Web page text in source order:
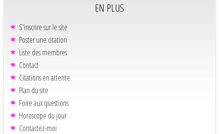
EN PLUS
S'inscrire sur le site
Poster une citation
Liste des membres
Contact
Citations en attente
Plan du site
Foire aux questions
Horoscope du jour
Contactez-moi